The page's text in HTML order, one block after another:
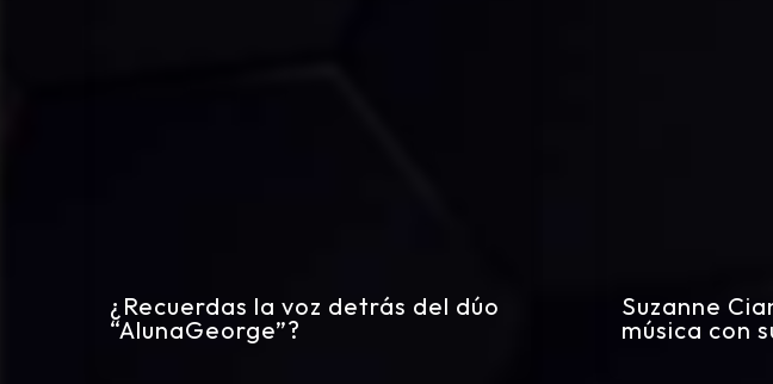
¿Recuerdas la voz detrás del dúo
“AlunaGeorge”?
Suzanne
música con